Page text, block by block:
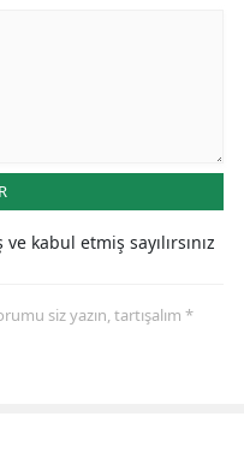
kabul etmiş sayılırsınız
siz yazın, tartışalım *